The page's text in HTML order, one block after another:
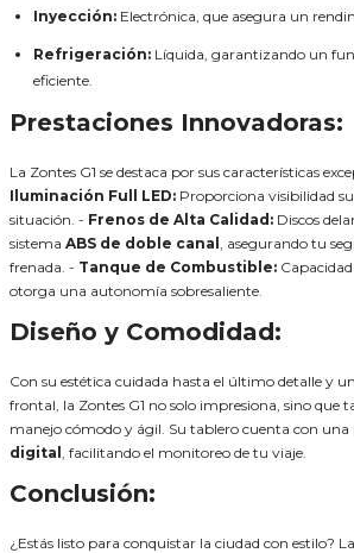
Inyección: Electrónica, que asegura un
Refrigeración: Líquida, garantizando un
eficiente.
Prestaciones Innovadoras:
La Zontes G1 se destaca por sus características
Iluminación Full LED: Proporciona visibilidad
situación. - Frenos de Alta Calidad: Discos
sistema ABS de doble canal
, asegurando tu
frenada. - Tanque de Combustible:
otorga una autonomía sobresaliente.
Diseño y Comodidad:
Con su estética cuidada hasta el último detalle y
frontal, la Zontes G1 no solo impresiona, sino que
manejo cómodo y ágil. Su tablero cuenta con una
digital
, facilitando el monitoreo de tu viaje.
Conclusión:
¿Estás listo para conquistar la ciudad con estilo? La